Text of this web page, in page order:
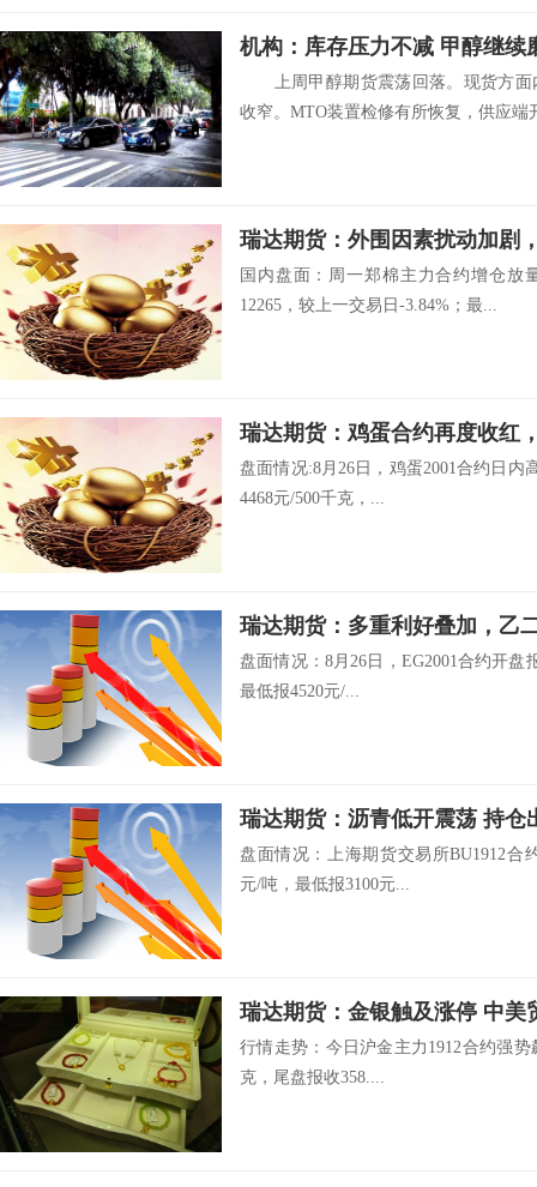
机构：库存压力不减 甲醇继续
上周甲醇期货震荡回落。现货方面
收窄。MTO装置检修有所恢复，供应端
国内盘面：周一郑棉主力合约增仓放
12265，较上一交易日-3.84%；最...
瑞达期货：鸡蛋合约再度收
盘面情况:8月26日，鸡蛋2001合约日内
4468元/500千克，...
瑞达期货：多重利好叠加，
盘面情况：8月26日，EG2001合约开盘
最低报4520元/...
瑞达期货：沥青低开震荡
盘面情况：上海期货交易所BU1912合
元/吨，最低报3100元...
瑞达期货：金银触及涨停
行情走势：今日沪金主力1912合约强势
克，尾盘报收358....